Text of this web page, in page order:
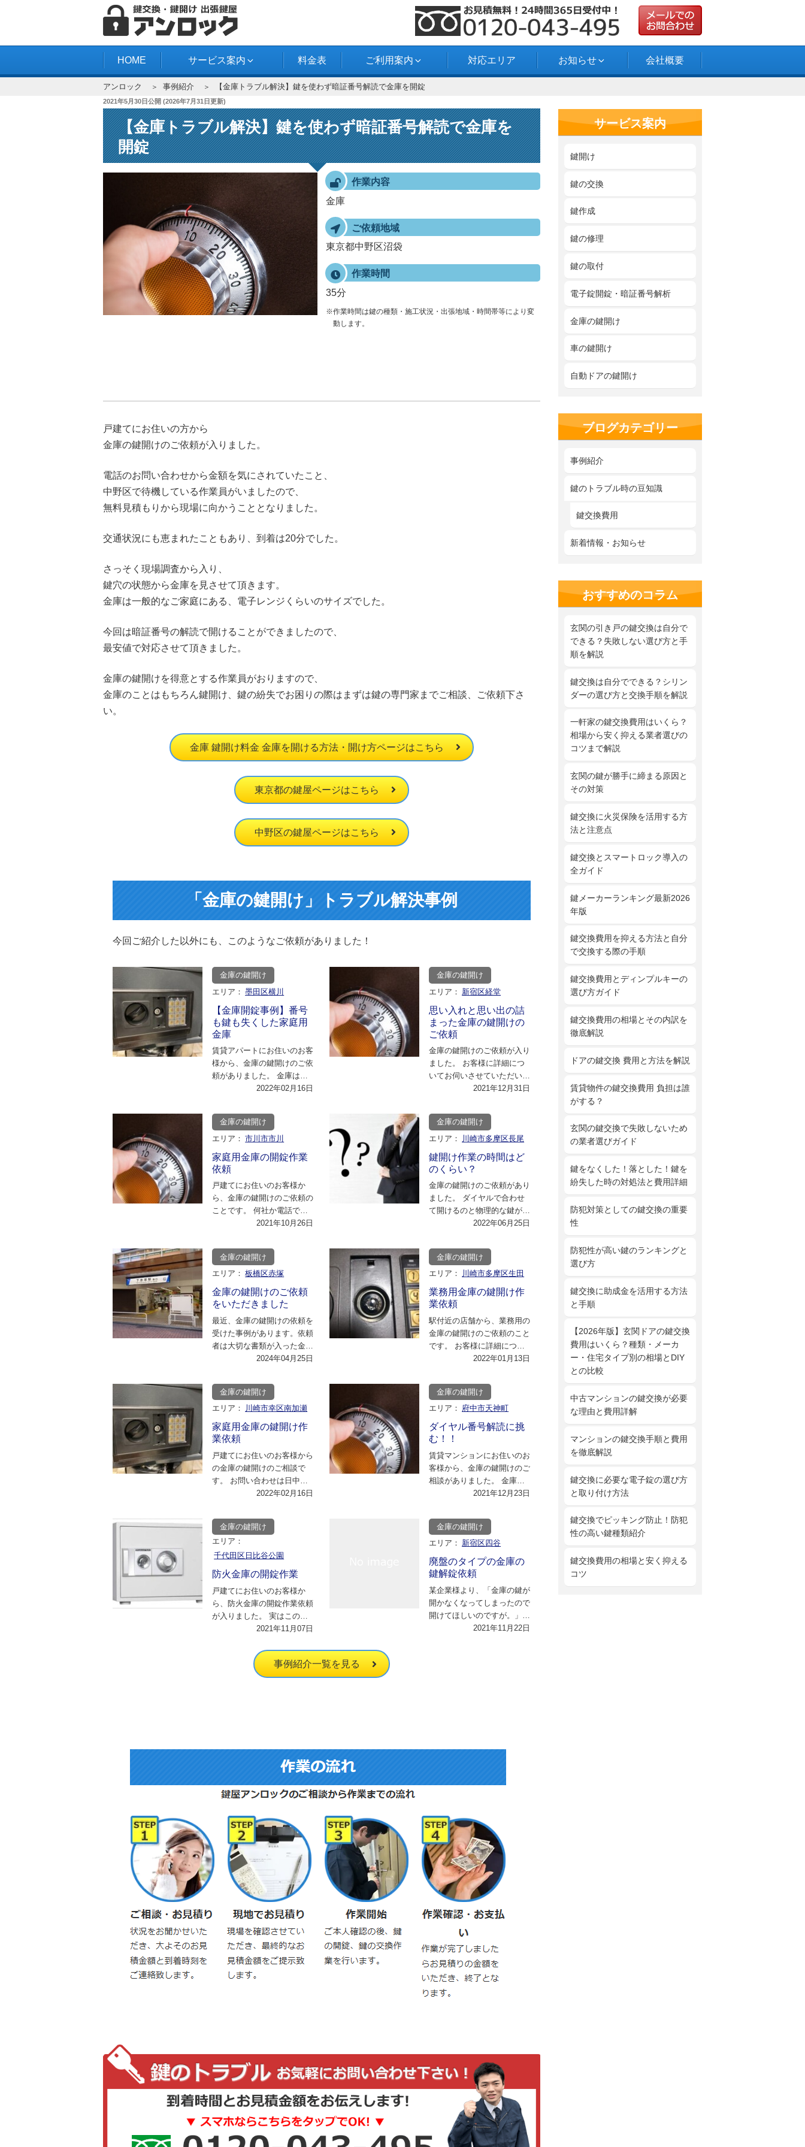
ツ
アンロック
HOME サービス案内 料金表 ご利用案内 対応エリア お知らせ 会社概要
アンロック 事例紹介 【金庫トラブル解決】鍵を使わず暗証番号解読で金庫を開錠
投
稿
日:
2021年5月30日公開 (2026年7月31日更新)
【金庫トラブル解決】鍵を使わず暗証番号解読で金庫を
開錠
作業内容
金庫
ご依頼地域
東京都中野区沼袋
作業時間
35分
※作業時間は鍵の種類・施工状況・出張地域・時間帯等により変
動します。
戸建てにお住いの方から
金庫の鍵開けのご依頼が入りました。
電話のお問い合わせから金額を気にされていたこと、
中野区で待機している作業員がいましたので、
無料見積もりから現場に向かうこととなりました。
交通状況にも恵まれたこともあり、到着は20分でした。
さっそく現場調査から入り、
鍵穴の状態から金庫を見させて頂きます。
金庫は一般的なご家庭にある、電子レンジくらいのサイズでした。
今回は暗証番号の解読で開けることができましたので、
最安値で対応させて頂きました。
金庫の鍵開けを得意とする作業員がおりますので、
金庫のことはもちろん鍵開け、鍵の紛失でお困りの際はまずは鍵の専門家までご相談、ご依頼下さ
い。
金庫 鍵開け料金 金庫を開ける方法・開け方ページはこちら
東京都の鍵屋ページはこちら
中野区の鍵屋ページはこちら
「金庫の鍵開け」トラブル解決事例
今回ご紹介した以外にも、このようなご依頼がありました！
金庫の鍵開け
エリア： 墨田区横川
【金庫開錠事例】番号
も鍵も失くした家庭用
金庫
賃貸アパートにお住いのお客
様から、金庫の鍵開けのご依
頼がありました。 金庫は家
庭用で、しばらく使っていな
2022年02月16日
金庫の鍵開け
エリア： 新宿区経堂
思い入れと思い出の詰
まった金庫の鍵開けの
ご依頼
金庫の鍵開けのご依頼が入り
ました。 お客様に詳細につ
いてお伺いさせていただいた
ところ、ずいぶん前に金庫を
2021年12月31日
金庫の鍵開け
エリア： 市川市市川
家庭用金庫の開錠作業
依頼
戸建てにお住いのお客様か
ら、金庫の鍵開けのご依頼の
ことです。 何社か電話で問
い合わせをいただいたあと、
2021年10月26日
金庫の鍵開け
エリア：
川崎市多摩区長尾
鍵開け作業の時間はど
のくらい？
金庫の鍵開けのご依頼があり
ました。 ダイヤルで合わせ
て開けるのと物理的な鍵がつ
いているタイプで耐火性の金
2022年06月25日
金庫の鍵開け
エリア： 板橋区赤塚
金庫の鍵開けのご依頼
をいただきました
最近、金庫の鍵開けの依頼を
受けた事例があります。依頼
者は大切な書類が入った金庫
の鍵を紛失してしまい、困っ
2024年04月25日
金庫の鍵開け
エリア：
川崎市多摩区生田
業務用金庫の鍵開け作
業依頼
駅付近の店舗から、業務用の
金庫の鍵開けのご依頼のこと
です。 お客様に詳細につい
てお伺いさせていただいたと
2022年01月13日
金庫の鍵開け
エリア：
川崎市幸区南加瀬
家庭用金庫の鍵開け作
業依頼
戸建てにお住いのお客様から
の金庫の鍵開けのご相談で
す。 お問い合わせは日中に
あり、作業自体は夕方以降を
2022年02月16日
金庫の鍵開け
エリア： 府中市天神町
ダイヤル番号解読に挑
む！！
賃貸マンションにお住いのお
客様から、金庫の鍵開けのご
相談がありました。 金庫の
鍵はあるけれど、暗証番号が
2021年12月23日
金庫の鍵開け
エリア：
千代田区日比谷公園
防火金庫の開錠作業
戸建てにお住いのお客様か
ら、防火金庫の開錠作業依頼
が入りました。 実はこのお
家が火事にあってしまい、そ
2021年11月07日
金庫の鍵開け
エリア： 新宿区四谷
廃盤のタイプの金庫の
鍵解錠依頼
某企業様より、「金庫の鍵が
開かなくなってしまったので
開けてほしいのですが。」と
のご依頼です。 早速拝見さ
2021年11月22日
事例紹介一覧を見る
サービス案内
鍵開け
鍵の交換
鍵作成
鍵の修理
鍵の取付
電子錠開錠・暗証番号解析
金庫の鍵開け
車の鍵開け
自動ドアの鍵開け
ブログカテゴリー
事例紹介
鍵のトラブル時の豆知識
鍵交換費用
新着情報・お知らせ
おすすめのコラム
玄関の引き戸の鍵交換は自分で
できる？失敗しない選び方と手
順を解説
鍵交換は自分でできる？シリン
ダーの選び方と交換手順を解説
一軒家の鍵交換費用はいくら？
相場から安く抑える業者選びの
コツまで解説
玄関の鍵が勝手に締まる原因と
その対策
鍵交換に火災保険を活用する方
法と注意点
鍵交換とスマートロック導入の
全ガイド
鍵メーカーランキング最新2026
年版
鍵交換費用を抑える方法と自分
で交換する際の手順
鍵交換費用とディンプルキーの
選び方ガイド
鍵交換費用の相場とその内訳を
徹底解説
ドアの鍵交換 費用と方法を解説
賃貸物件の鍵交換費用 負担は誰
がする？
玄関の鍵交換で失敗しないため
の業者選びガイド
鍵をなくした！落とした！鍵を
紛失した時の対処法と費用詳細
防犯対策としての鍵交換の重要
性
防犯性が高い鍵のランキングと
選び方
鍵交換に助成金を活用する方法
と手順
【2026年版】玄関ドアの鍵交換
費用はいくら？種類・メーカ
ー・住宅タイプ別の相場とDIY
との比較
中古マンションの鍵交換が必要
な理由と費用詳解
マンションの鍵交換手順と費用
を徹底解説
鍵交換に必要な電子錠の選び方
と取り付け方法
鍵交換でピッキング防止！防犯
性の高い鍵種類紹介
鍵交換費用の相場と安く抑える
コツ